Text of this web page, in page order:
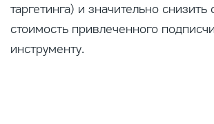
таргетинга) и значительно
стоимость привлеченного
инструменту.